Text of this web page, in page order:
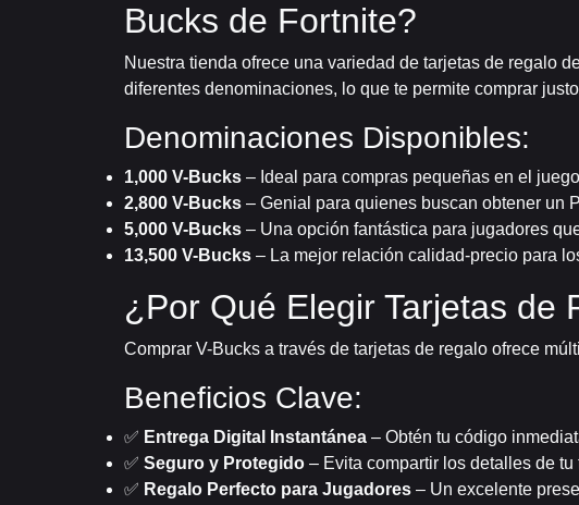
Bucks de Fortnite?
Nuestra tienda ofrece una variedad de tarjetas de regalo
diferentes denominaciones, lo que te permite comprar
Denominaciones Disponibles:
1,000 V-Bucks – Ideal para compras pequeñas en el
2,800 V-Bucks – Genial para quienes buscan obtener un
5,000 V-Bucks – Una opción fantástica para jugadores
13,500 V-Bucks – La mejor relación calidad-precio para
¿Por Qué Elegir Tarjetas de
Comprar V-Bucks a través de tarjetas de regalo ofrece
Beneficios Clave:
✅ Entrega Digital Instantánea – Obtén tu código
✅ Seguro y Protegido – Evita compartir los detalles de
✅ Regalo Perfecto para Jugadores – Un excelente